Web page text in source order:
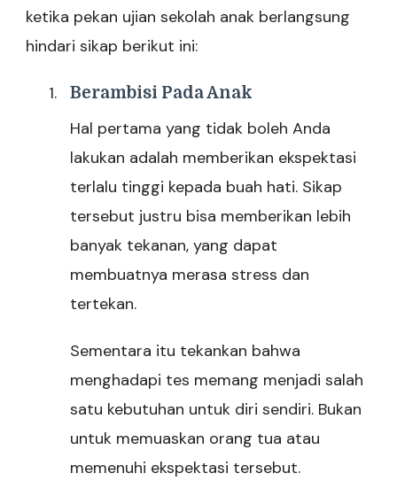
ketika pekan ujian sekolah anak berlangsung
hindari sikap berikut ini:
Berambisi Pada Anak
Hal pertama yang tidak boleh Anda
lakukan adalah memberikan ekspektasi
terlalu tinggi kepada buah hati. Sikap
tersebut justru bisa memberikan lebih
banyak tekanan, yang dapat
membuatnya merasa stress dan
tertekan.
Sementara itu tekankan bahwa
menghadapi tes memang menjadi salah
satu kebutuhan untuk diri sendiri. Bukan
untuk memuaskan orang tua atau
memenuhi ekspektasi tersebut.